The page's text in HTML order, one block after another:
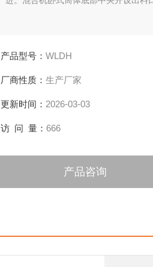
产品型号： WLDH
厂商性质： 生产厂家
更新时间： 2026-03-03
访 问 量： 666
产品咨询